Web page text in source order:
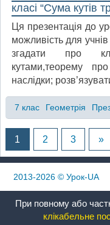
класі “Сума кутів
Ця презентація до
можливість для
згадати про
кутами,теорему
наслідки;
7 клас Геометрія
1 2 3 »
2013-2026© Урок-UA
При повному або
клікабельне